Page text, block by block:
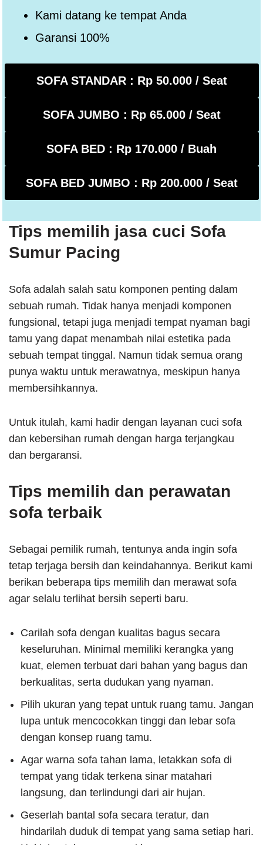
Kami datang ke tempat Anda
Garansi 100%
SOFA STANDAR : Rp 50.000 / Seat
SOFA JUMBO : Rp 65.000 / Seat
SOFA BED : Rp 170.000 / Buah
SOFA BED JUMBO : Rp 200.000 / Seat
Tips memilih jasa cuci Sofa
Sumur Pacing
Sofa adalah salah satu komponen penting dalam
sebuah rumah. Tidak hanya menjadi komponen
fungsional, tetapi juga menjadi tempat nyaman bagi
tamu yang dapat menambah nilai estetika pada
sebuah tempat tinggal. Namun tidak semua orang
punya waktu untuk merawatnya, meskipun hanya
membersihkannya.
Untuk itulah, kami hadir dengan layanan cuci sofa
dan kebersihan rumah dengan harga terjangkau
dan bergaransi.
Tips memilih dan perawatan
sofa terbaik
Sebagai pemilik rumah, tentunya anda ingin sofa
tetap terjaga bersih dan keindahannya. Berikut kami
berikan beberapa tips memilih dan merawat sofa
agar selalu terlihat bersih seperti baru.
Carilah sofa dengan kualitas bagus secara
keseluruhan. Minimal memiliki kerangka yang
kuat, elemen terbuat dari bahan yang bagus dan
berkualitas, serta dudukan yang nyaman.
Pilih ukuran yang tepat untuk ruang tamu. Jangan
lupa untuk mencocokkan tinggi dan lebar sofa
dengan konsep ruang tamu.
Agar warna sofa tahan lama, letakkan sofa di
tempat yang tidak terkena sinar matahari
langsung, dan terlindungi dari air hujan.
Geserlah bantal sofa secara teratur, dan
hindarilah duduk di tempat yang sama setiap hari.